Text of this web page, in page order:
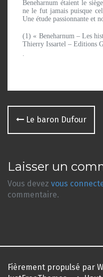
Beneharnum étaient le
ne le fut jamais puisque
Une étude passionnante et
(1) « Beneharnum – Les
Thierry Issartel – Editions
.
Navigation
des
Le baron Dufour
Laisser un
Vous devez vous
commentaire.
Fièrement propulsé par